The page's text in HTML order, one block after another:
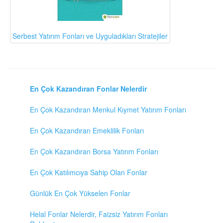
Serbest Yatırım Fonları ve Uyguladıkları Stratejiler
En Çok Kazandıran Fonlar Nelerdir
En Çok Kazandıran Menkul Kıymet Yatırım Fonları
En Çok Kazandıran Emeklilik Fonları
En Çok Kazandıran Borsa Yatırım Fonları
En Çok Katılımcıya Sahip Olan Fonlar
Günlük En Çok Yükselen Fonlar
Helal Fonlar Nelerdir, Faizsiz Yatırım Fonları